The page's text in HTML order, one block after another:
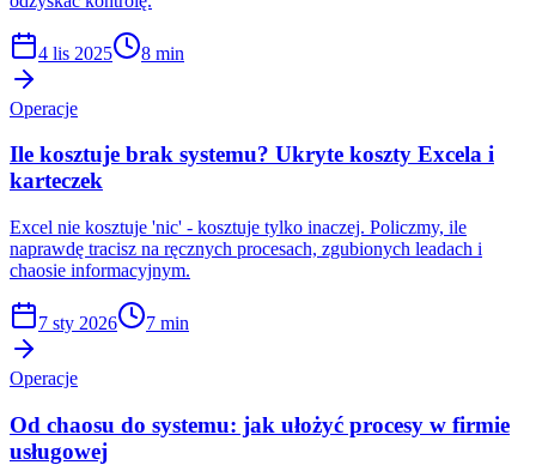
4 lis 2025 8 min
Operacje
Ile kosztuje brak systemu? Ukryte koszty Excela i
karteczek
Excel nie kosztuje 'nic' - kosztuje tylko inaczej. Policzmy, ile
naprawdę tracisz na ręcznych procesach, zgubionych leadach i
chaosie informacyjnym.
7 sty 2026 7 min
Operacje
Od chaosu do systemu: jak ułożyć procesy w firmie
usługowej